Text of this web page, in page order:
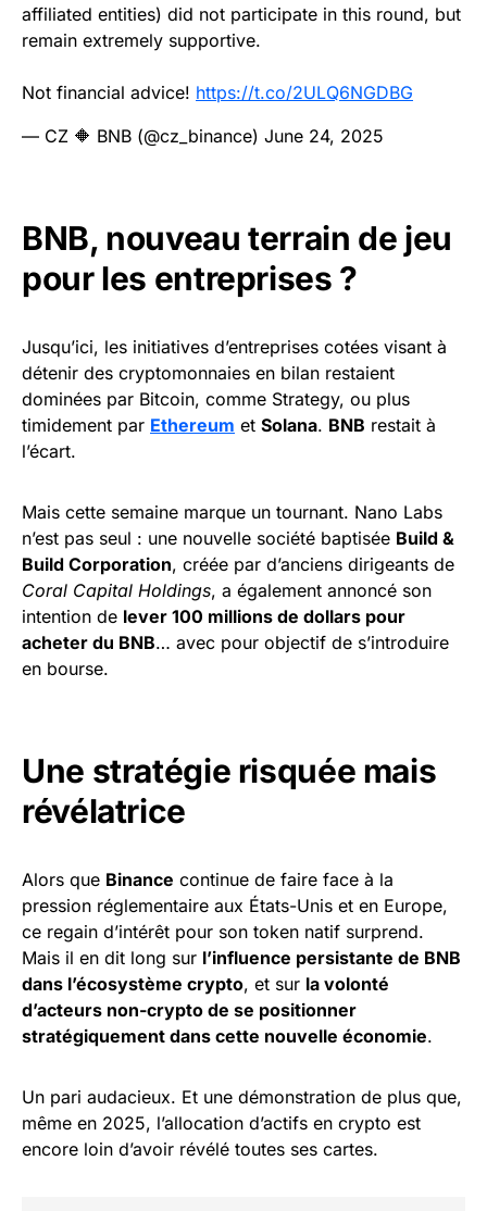
affiliated entities) did not participate in this round, but
remain extremely supportive.
Not financial advice! https://t.co/2ULQ6NGDBG
— CZ 🔶 BNB (@cz_binance) June 24, 2025
BNB, nouveau terrain de jeu
pour les entreprises ?
Jusqu’ici, les initiatives d’entreprises cotées visant à
détenir des cryptomonnaies en bilan restaient
dominées par Bitcoin, comme Strategy, ou plus
timidement par Ethereum et Solana. BNB restait à
l’écart.
Mais cette semaine marque un tournant. Nano Labs
n’est pas seul : une nouvelle société baptisée Build &
Build Corporation, créée par d’anciens dirigeants de
Coral Capital Holdings, a également annoncé son
intention de lever 100 millions de dollars pour
acheter du BNB… avec pour objectif de s’introduire
en bourse.
Une stratégie risquée mais
révélatrice
Alors que Binance continue de faire face à la
pression réglementaire aux États-Unis et en Europe,
ce regain d’intérêt pour son token natif surprend.
Mais il en dit long sur l’influence persistante de BNB
dans l’écosystème crypto, et sur la volonté
d’acteurs non-crypto de se positionner
stratégiquement dans cette nouvelle économie.
Un pari audacieux. Et une démonstration de plus que,
même en 2025, l’allocation d’actifs en crypto est
encore loin d’avoir révélé toutes ses cartes.